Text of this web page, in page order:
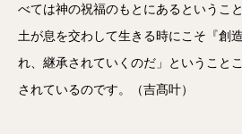
べては神の祝福のもとにあるというこ
土が息を交わして生きる時にこそ『創
れ、継承されていくのだ」ということ
されているのです。（吉髙叶）